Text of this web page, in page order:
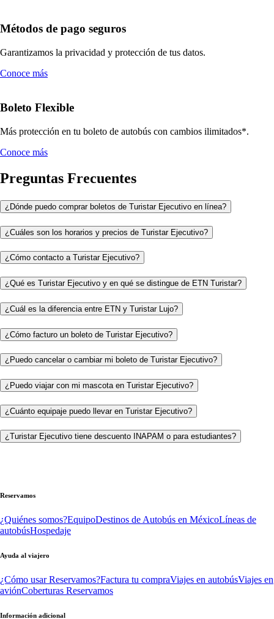
Métodos de pago seguros
Garantizamos la privacidad y protección de tus datos.
Conoce más
Boleto Flexible
Más protección en tu boleto de autobús con cambios ilimitados*.
Conoce más
Preguntas Frecuentes
¿Dónde puedo comprar boletos de Turistar Ejecutivo en línea?
¿Cuáles son los horarios y precios de Turistar Ejecutivo?
¿Cómo contacto a Turistar Ejecutivo?
¿Qué es Turistar Ejecutivo y en qué se distingue de ETN Turistar?
¿Cuál es la diferencia entre ETN y Turistar Lujo?
¿Cómo facturo un boleto de Turistar Ejecutivo?
¿Puedo cancelar o cambiar mi boleto de Turistar Ejecutivo?
¿Puedo viajar con mi mascota en Turistar Ejecutivo?
¿Cuánto equipaje puedo llevar en Turistar Ejecutivo?
¿Turistar Ejecutivo tiene descuento INAPAM o para estudiantes?
Reservamos
¿Quiénes somos?EquipoDestinos de Autobús en MéxicoLíneas de
autobúsHospedaje
Ayuda al viajero
¿Cómo usar Reservamos?Factura tu compraViajes en autobúsViajes en
aviónCoberturas Reservamos
Información adicional